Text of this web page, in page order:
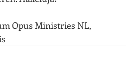
Opus Ministries NL,